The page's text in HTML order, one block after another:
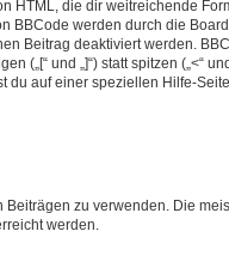
HTML, die dir weitreichende
BBCode werden durch die
Beitrag deaktiviert werden.
(„[“ und „]“) statt spitzen („<“
du auf einer speziellen Hilfe-
Beiträgen zu verwenden. Die
werden.